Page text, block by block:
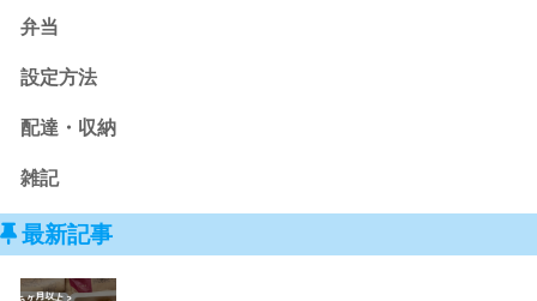
弁当
設定方法
配達・収納
雑記
最新記事